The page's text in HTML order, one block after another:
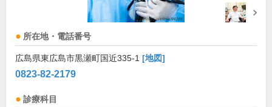
所在地・電話番号
広島県東広島市黒瀬町国近335-1 [地図]
0823-82-2179
診療科目